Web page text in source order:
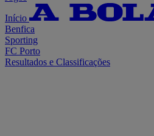
Início
Benfica
Sporting
FC Porto
Resultados e Classificações